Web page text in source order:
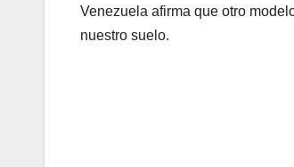
Venezuela afirma que otro
nuestro suelo.